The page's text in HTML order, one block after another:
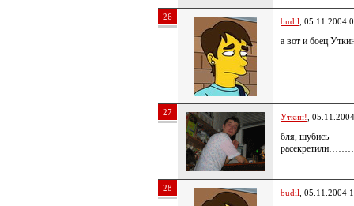
26 budil , 05.11.2004
а вот и боец
27 Уткин! ,
бля, шубись
28 budil , 05.11.2004